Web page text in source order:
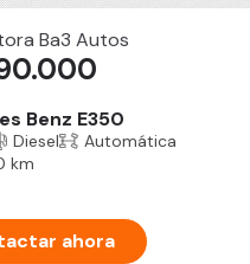
Ba3 Autos
Benz E350
Diesel
Automática
km
ahora